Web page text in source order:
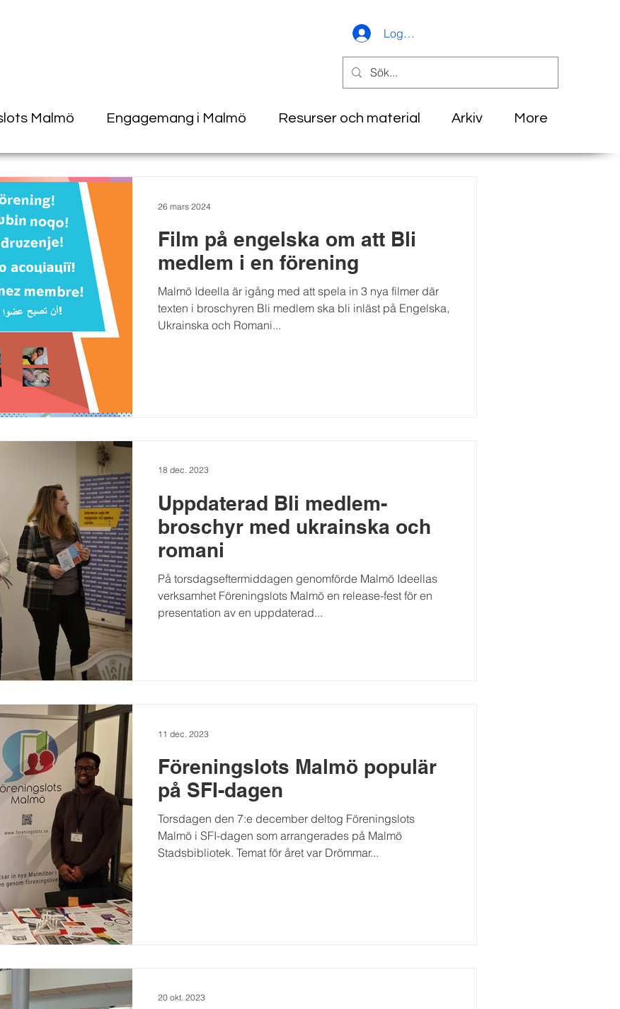
Logga in
Malmö Engagemang i Malmö Resurser och material Arkiv More
Film på engelska om att Bli
medlem i en förening
Malmö Ideella är igång med att spela in 3 nya filmer där
texten i broschyren Bli medlem ska bli inläst på Engelska,
Ukrainska och Romani...
26 mars 2024
Uppdaterad Bli medlem-
broschyr med ukrainska och
romani
På torsdagseftermiddagen genomförde Malmö Ideellas
verksamhet Föreningslots Malmö en release-fest för en
presentation av en uppdaterad...
18 dec. 2023
Föreningslots Malmö populär
på SFI-dagen
Torsdagen den 7:e december deltog Föreningslots
Malmö i SFI-dagen som arrangerades på Malmö
Stadsbibliotek. Temat för året var Drömmar...
11 dec. 2023
20 okt. 2023